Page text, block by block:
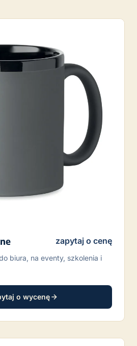
zapytaj o cenę
biura, na eventy, szkolenia i
o wycenę